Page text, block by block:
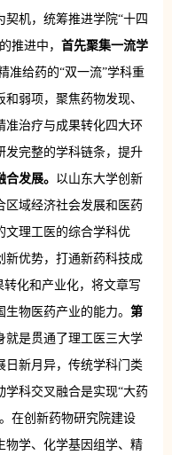
机，统筹推进学院“十四
推进中， 首先聚集一流学
准给药的“双一流”学科重
弱项，聚焦药物发现、
准治疗与成果转化四大环
发完整的学科链条，提升
发展。 以山东大学创新
区域经济社会发展和医药
文理工医的综合学科优
新优势，打通新药科技成
化和产业化，将文章写
物医药产业的能力。 第
就是贯通了理工医三大学
日新月异，传统学科门类
学科交叉融合是实现“大药
在创新药物研究院建设
物学、化学基因组学、精